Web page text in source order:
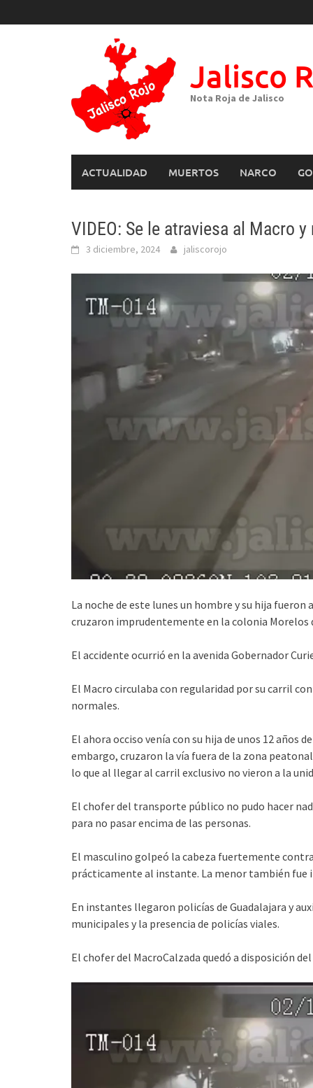
to
Jalisco
Nota Roja de Jalisco
ACTUALIDAD MUERTOS NARCO
VIDEO: Se le atraviesa al Macro
3 diciembre, 2024 jaliscorojo
La noche de este lunes un hombre y su hija
cruzaron imprudentemente en la colonia Morelos
El accidente ocurrió en la avenida Gobernador
El Macro circulaba con regularidad por su carril
normales.
El ahora occiso venía con su hija de unos 12 años
embargo, cruzaron la vía fuera de la zona
lo que al llegar al carril exclusivo no vieron a la
El chofer del transporte público no pudo hacer
para no pasar encima de las personas.
El masculino golpeó la cabeza fuertemente
prácticamente al instante. La menor también fue
En instantes llegaron policías de Guadalajara y
municipales y la presencia de policías viales.
El chofer del MacroCalzada quedó a disposición